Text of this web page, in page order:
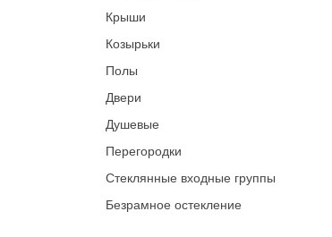
Крыши
Козырьки
Полы
Двери
Душевые
Перегородки
Стеклянные входные группы
Безрамное остекление